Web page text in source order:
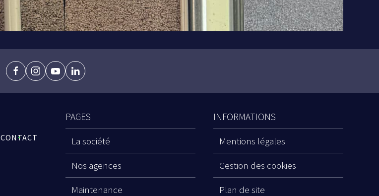
facebookinstagram
youtubelinkedin
CONTACT
PAGES
La société
Nos agences
Maintenance
INFORMATIONS
Mentions légales
Gestion des cookies
Plan de site